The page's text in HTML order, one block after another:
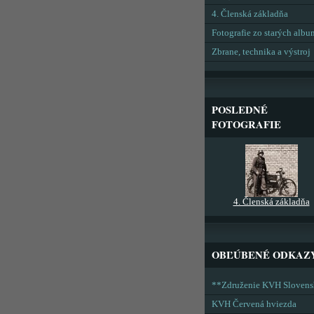
4. Členská základňa
Fotografie zo starých
Zbrane, technika a výstroj
POSLEDNÉ
FOTOGRAFIE
4. Členská základňa
OBĽÚBENÉ
**Združenie KVH
KVH Červená hviezda